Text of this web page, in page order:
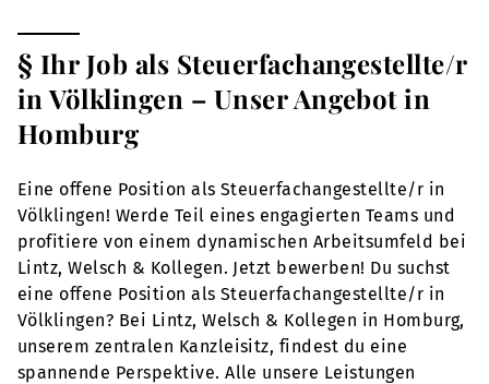
§ Ihr Job als Steuerfachangestellte/r
in Völklingen – Unser Angebot in
Homburg
Eine offene Position als Steuerfachangestellte/r in
Völklingen! Werde Teil eines engagierten Teams und
profitiere von einem dynamischen Arbeitsumfeld bei
Lintz, Welsch & Kollegen. Jetzt bewerben! Du suchst
eine offene Position als Steuerfachangestellte/r in
Völklingen? Bei Lintz, Welsch & Kollegen in Homburg,
unserem zentralen Kanzleisitz, findest du eine
spannende Perspektive. Alle unsere Leistungen